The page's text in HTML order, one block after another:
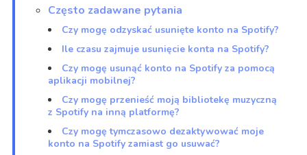
Często zadawane pytania
Czy mogę odzyskać usunięte konto na Spotify?
Ile czasu zajmuje usunięcie konta na Spotify?
Czy mogę usunąć konto na Spotify za pomocą
aplikacji mobilnej?
Czy mogę przenieść moją bibliotekę muzyczną
z Spotify na inną platformę?
Czy mogę tymczasowo dezaktywować moje
konto na Spotify zamiast go usuwać?